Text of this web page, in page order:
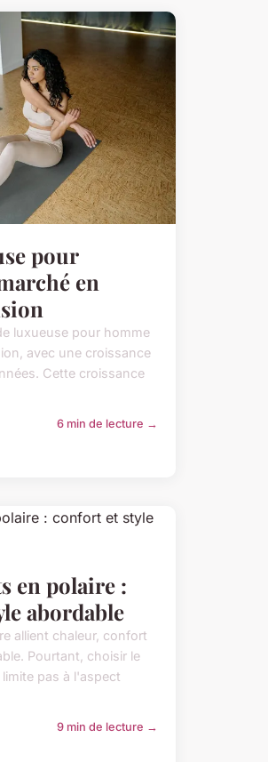
pour
en
luxueuse pour homme
avec une croissance
Cette croissance
6 min de lecture →
en polaire :
abordable
allient chaleur, confort
Pourtant, choisir le
pas à l'aspect
9 min de lecture →